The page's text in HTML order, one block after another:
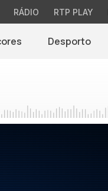
RÁDIO RTP PLAY
Desporto